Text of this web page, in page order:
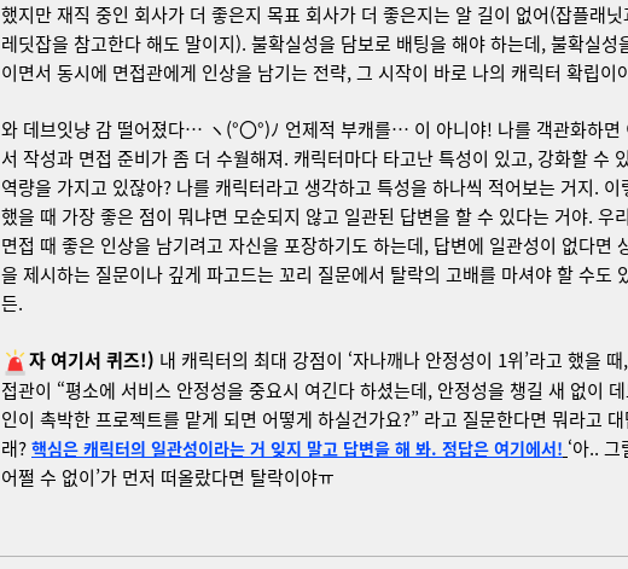
했지만 재직 중인 회사가 더 좋은지 목표 회사가 더 좋은지는 알 길이 없어(잡플래닛
레딧잡을 참고한다 해도 말이지). 불확실성을 담보로 배팅을 해야 하는데, 불확실성
이면서 동시에 면접관에게 인상을 남기는 전략, 그 시작이 바로 나의 캐릭터 확립이
와 데브잇냥 감 떨어졌다… ヽ(°〇°)ﾉ 언제적 부캐를… 이 아니야! 나를 객관화하면
서 작성과 면접 준비가 좀 더 수월해져. 캐릭터마다 타고난 특성이 있고, 강화할 수
역량을 가지고 있잖아? 나를 캐릭터라고 생각하고 특성을 하나씩 적어보는 거지. 이
했을 때 가장 좋은 점이 뭐냐면 모순되지 않고 일관된 답변을 할 수 있다는 거야. 우
면접 때 좋은 인상을 남기려고 자신을 포장하기도 하는데, 답변에 일관성이 없다면
을 제시하는 질문이나 깊게 파고드는 꼬리 질문에서 탈락의 고배를 마셔야 할 수도
든.
자 여기서 퀴즈!) 내 캐릭터의 최대 강점이 ‘자나깨나 안정성이 1위’라고 했을 때
접관이 “평소에 서비스 안정성을 중요시 여긴다 하셨는데, 안정성을 챙길 새 없이
인이 촉박한 프로젝트를 맡게 되면 어떻게 하실건가요?” 라고 질문한다면 뭐라고
래? 핵심은 캐릭터의 일관성이라는 거 잊지 말고 답변을 해 봐. 정답은 여기에서! ‘아.. 그
어쩔 수 없이’가 먼저 떠올랐다면 탈락이야ㅠ